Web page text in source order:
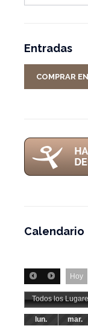
Entradas
COMPRAR
Calendario
Hoy
Todos los
lun. mar.